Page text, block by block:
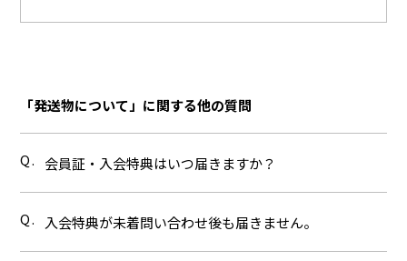
「発送物について」に関する他の質問
Q. 会員証・入会特典はいつ届きますか？
Q. 入会特典が未着問い合わせ後も届きません。